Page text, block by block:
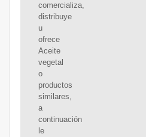
comercializa,
distribuye
u
ofrece
Aceite
vegetal
o
productos
similares,
a
continuación
le